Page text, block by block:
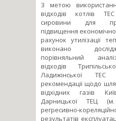
З метою
відходів котлів
сировини для
підвищення
рахунок утилізації
виконано
порівняльний
відходів
Ладижінської
рекомендації щодо
відхідних газів
Дарницької ТЕЦ
регресивно-
результатів